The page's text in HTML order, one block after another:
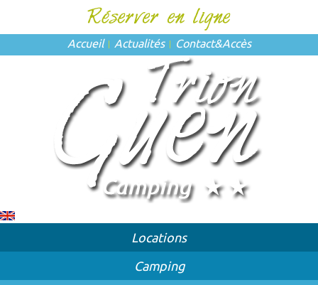
Accueil Actualités Contact&Accès
Locations
Camping